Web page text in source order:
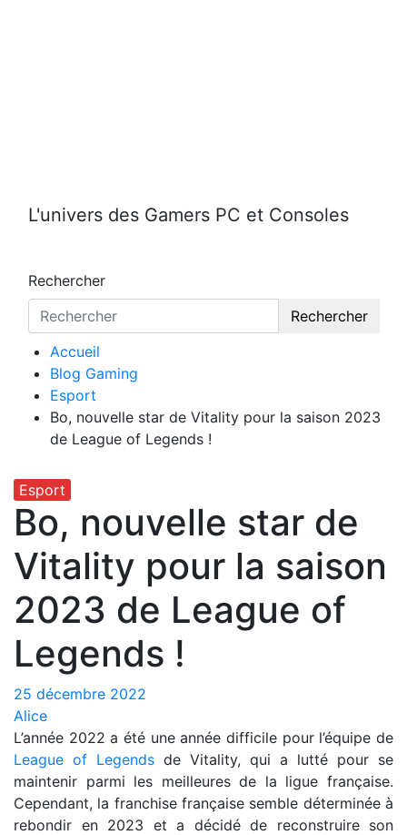
L'univers des Gamers PC et Consoles
Rechercher
Rechercher
Accueil
Blog Gaming
Esport
Bo, nouvelle star de Vitality pour la saison 2023
de League of Legends !
Esport
Bo, nouvelle star de
Vitality pour la saison
2023 de League of
Legends !
25 décembre 2022
Alice
L’année 2022 a été une année difficile pour l’équipe de
League of Legends de Vitality, qui a lutté pour se
maintenir parmi les meilleures de la ligue française.
Cependant, la franchise française semble déterminée à
rebondir en 2023 et a décidé de reconstruire son